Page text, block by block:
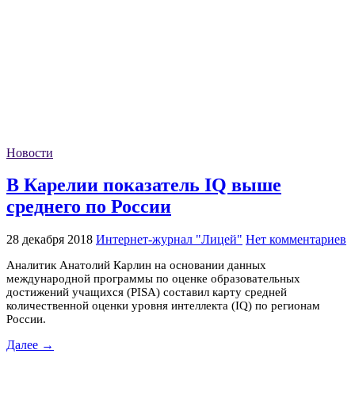
Новости
В Карелии показатель IQ выше
среднего по России
28 декабря 2018 Интернет-журнал "Лицей" Нет комментариев
Аналитик Анатолий Карлин на основании данных
международной программы по оценке образовательных
достижений учащихся (PISA) составил карту средней
количественной оценки уровня интеллекта (IQ) по регионам
России.
Далее →